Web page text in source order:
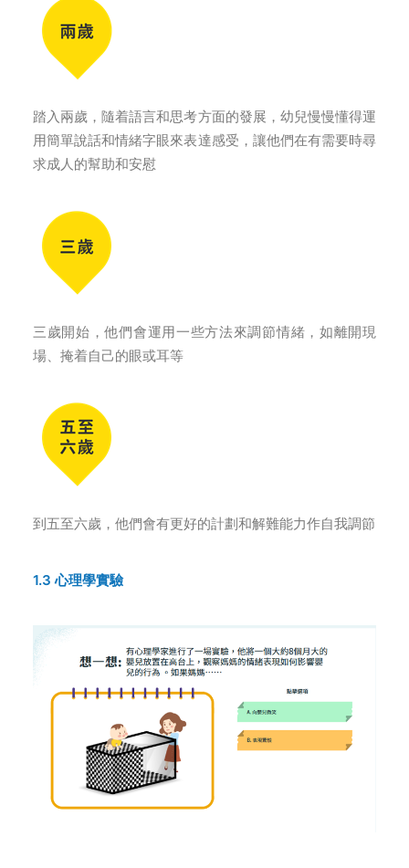
踏入兩歲，隨着語言和思考方面的發展，幼兒慢慢懂得運
用簡單說話和情緒字眼來表達感受，讓他們在有需要時尋
求成人的幫助和安慰
三歲開始，他們會運用一些方法來調節情緒，如離開現
場、掩着自己的眼或耳等
到五至六歲，他們會有更好的計劃和解難能力作自我調節
1.3 心理學實驗